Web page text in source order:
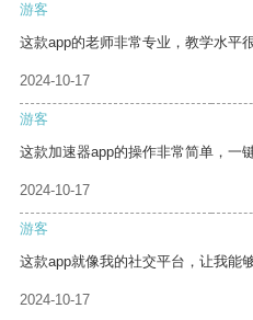
游客
这款app的老师非常专业，教学水平
2024-10-17
游客
这款加速器app的操作非常简单，一
2024-10-17
游客
这款app就像我的社交平台，让我能
2024-10-17